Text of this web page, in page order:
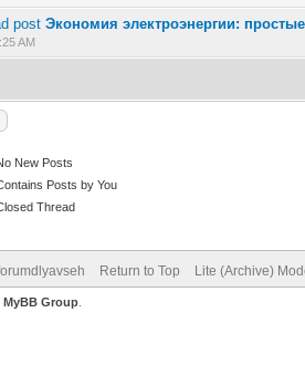
Экономия электроэнергии:
AM
0 out of 5 in Average
New Posts
Posts by You
Thread
Return to Top Lite (Archive)
MyBB Group